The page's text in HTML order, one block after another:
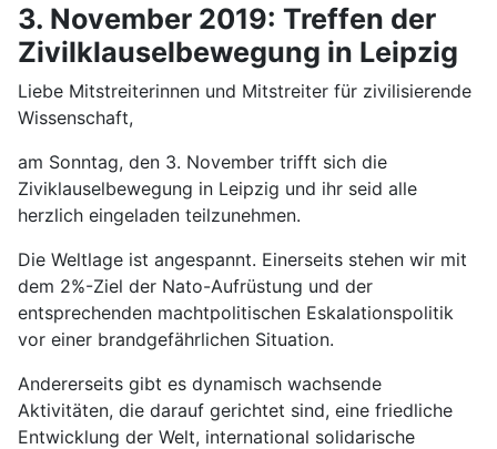
3. November 2019: Treffen der
Zivilklauselbewegung in Leipzig
Liebe Mitstreiterinnen und Mitstreiter für zivilisierende
Wissenschaft,
am Sonntag, den 3. November trifft sich die
Ziviklauselbewegung in Leipzig und ihr seid alle
herzlich eingeladen teilzunehmen.
Die Weltlage ist angespannt. Einerseits stehen wir mit
dem 2%-Ziel der Nato-Aufrüstung und der
entsprechenden machtpolitischen Eskalationspolitik
vor einer brandgefährlichen Situation.
Andererseits gibt es dynamisch wachsende
Aktivitäten, die darauf gerichtet sind, eine friedliche
Entwicklung der Welt, international solidarische